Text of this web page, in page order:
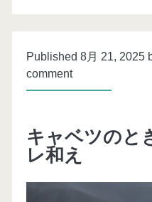
Published 8月 21, 2025
comment
キャベツのと
レ和え